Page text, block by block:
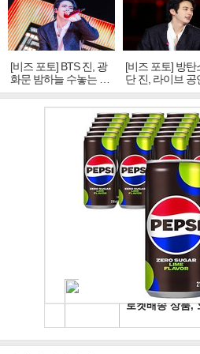
[비즈 포토] BTS 진, 광
화문 밤하늘 수놓는 '비
주얼 킹'의 열창
[비즈 포토] 방탄
단 진, 라이브 공
빛나는 독보적